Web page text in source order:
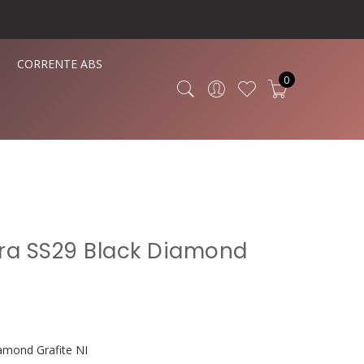
CORRENTE ABS
0
SS29 Black Diamond
Grafite NI